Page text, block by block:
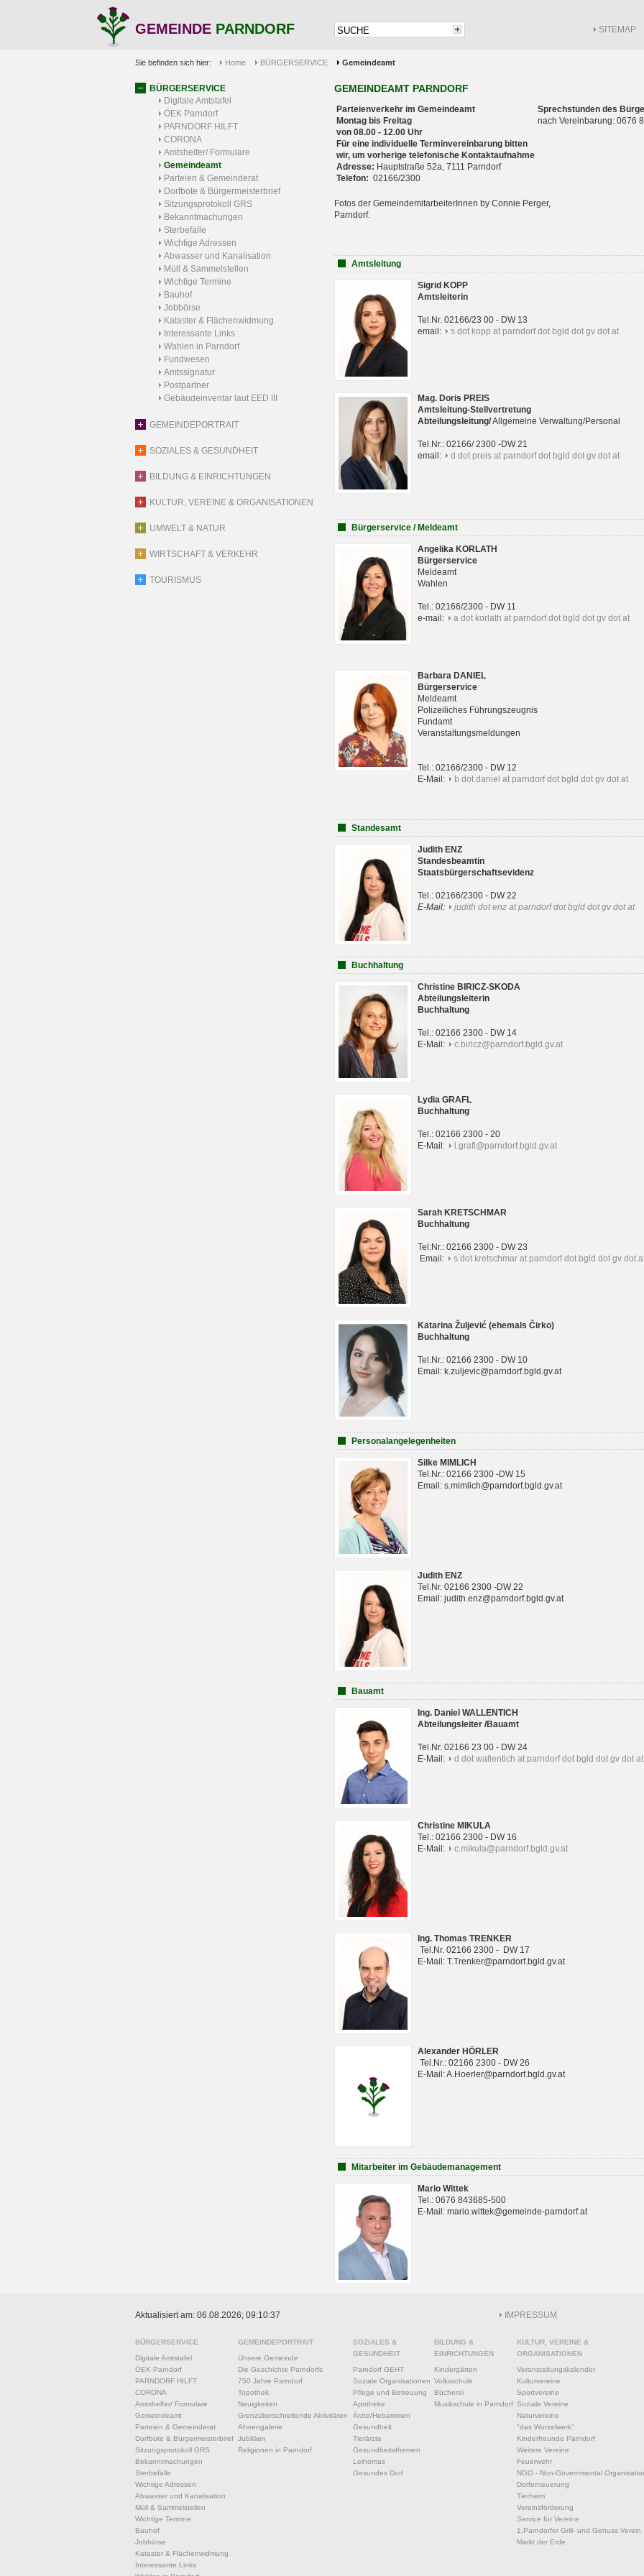
GEMEINDE PARNDORF SITEMAP
Sie befinden sich hier: Home BÜRGERSERVICE Gemeindeamt
BÜRGERSERVICE
Digitale Amtstafel
ÖEK Parndorf
PARNDORF HILFT
CORONA
Amtshelfer/ Formulare
Gemeindeamt
Parteien & Gemeinderat
Dorfbote & Bürgermeisterbrief
Sitzungsprotokoll GRS
Bekanntmachungen
Sterbefälle
Wichtige Adressen
Abwasser und Kanalisation
Müll & Sammelstellen
Wichtige Termine
Bauhof
Jobbörse
Kataster & Flächenwidmung
Interessante Links
Wahlen in Parndorf
Fundwesen
Amtssignatur
Postpartner
Gebäudeinventar laut EED III
GEMEINDEPORTRAIT
SOZIALES & GESUNDHEIT
BILDUNG & EINRICHTUNGEN
KULTUR, VEREINE & ORGANISATIONEN
UMWELT & NATUR
WIRTSCHAFT & VERKEHR
TOURISMUS
GEMEINDEAMT PARNDORF
Parteienverkehr im Gemeindeamt
Montag bis Freitag
von 08.00 - 12.00 Uhr
Für eine individuelle Terminvereinbarung bitten
wir, um vorherige telefonische Kontaktaufnahme
Adresse: Hauptstraße 52a, 7111 Parndorf
Telefon: 02166/2300
Sprechstunden des
nach Vereinbarung: 0676
Fotos der GemeindemitarbeiterInnen by Connie Perger,
Parndorf.
Amtsleitung
Sigrid KOPP
Amtsleiterin
Tel.Nr. 02166/23 00 - DW 13
email:
s dot kopp at parndorf dot bgld dot gv dot at
Mag. Doris PREIS
Amtsleitung-Stellvertretung
Abteilungsleitung/Allgemeine Verwaltung/Personal
Tel.Nr.: 02166/ 2300 -DW 21
email:
d dot preis at parndorf dot bgld dot gv dot at
Bürgerservice / Meldeamt
Angelika KORLATH
Bürgerservice
Meldeamt
Wahlen
Tel.: 02166/2300 - DW 11
e-mail:
a dot korlath at parndorf dot bgld dot gv dot at
Barbara DANIEL
Bürgerservice
Meldeamt
Polizeiliches Führungszeugnis
Fundamt
Veranstaltungsmeldungen
Tel.: 02166/2300 - DW 12
E-Mail:
b dot daniel at parndorf dot bgld dot gv dot at
Standesamt
Judith ENZ
Standesbeamtin
Staatsbürgerschaftsevidenz
Tel.: 02166/2300 - DW 22
E-Mail:
judith dot enz at parndorf dot bgld dot gv dot at
Buchhaltung
Christine BIRICZ-SKODA
Abteilungsleiterin
Buchhaltung
Tel.: 02166 2300 - DW 14
E-Mail:
c.biricz@parndorf.bgld.gv.at
Lydia GRAFL
Buchhaltung
Tel.: 02166 2300 - 20
E-Mail:
l.grafl@parndorf.bgld.gv.at
Sarah KRETSCHMAR
Buchhaltung
Tel:Nr.: 02166 2300 - DW 23
Email:
s dot kretschmar at parndorf dot bgld dot gv dot
Katarina Žuljević (ehemals Čirko)
Buchhaltung
Tel.Nr.: 02166 2300 - DW 10
Email: k.zuljevic@parndorf.bgld.gv.at
Personalangelegenheiten
Silke MIMLICH
Tel.Nr.: 02166 2300 -DW 15
Email: s.mimlich@parndorf.bgld.gv.at
Judith ENZ
Tel.Nr. 02166 2300 -DW 22
Email: judith.enz@parndorf.bgld.gv.at
Bauamt
Ing. Daniel WALLENTICH
Abteilungsleiter /Bauamt
Tel.Nr. 02166 23 00 - DW 24
E-Mail:
d dot wallentich at parndorf dot bgld dot gv dot at
Christine MIKULA
Tel.: 02166 2300 - DW 16
E-Mail:
c.mikula@parndorf.bgld.gv.at
Ing. Thomas TRENKER
Tel.Nr. 02166 2300 - DW 17
E-Mail: T.Trenker@parndorf.bgld.gv.at
Alexander HÖRLER
Tel.Nr.: 02166 2300 - DW 26
E-Mail: A.Hoerler@parndorf.bgld.gv.at
Mitarbeiter im Gebäudemanagement
Mario Wittek
Tel.: 0676 843685-500
E-Mail: mario.wittek@gemeinde-parndorf.at
Aktualisiert am: 06.08.2026; 09:10:37 IMPRESSUM
BÜRGERSERVICE
Digitale Amtstafel
ÖEK Parndorf
PARNDORF HILFT
CORONA
Amtshelfer/ Formulare
Gemeindeamt
Parteien & Gemeinderat
Dorfbote & Bürgermeisterbrief
Sitzungsprotokoll GRS
Bekanntmachungen
Sterbefälle
Wichtige Adressen
Abwasser und Kanalisation
Müll & Sammelstellen
Wichtige Termine
Bauhof
Jobbörse
Kataster & Flächenwidmung
Interessante Links
GEMEINDEPORTRAIT
Unsere Gemeinde
Die Geschichte Parndorfs
750 Jahre Parndorf
Topothek
Neuigkeiten
Grenzüberschreitende Aktivitäten
Ahnengalerie
Jubiläen
Religionen in Parndorf
SOZIALES &
GESUNDHEIT
Parndorf GEHT
Soziale Organisationen
Pflege und Betreuung
Apotheke
Ärzte/Hebammen
Gesundheit
Tierärzte
Gesundheitsthemen
Leihomas
Gesundes Dorf
BILDUNG &
EINRICHTUNGEN
Kindergärten
Volksschule
Bücherei
Musikschule in Parndorf
KULTUR, VEREINE &
ORGANISATIONEN
Veranstaltungskalender
Kulturvereine
Sportvereine
Soziale Vereine
Naturvereine
"das Wurzelwerk"
Kinderfreunde Parndorf
Weitere Vereine
Feuerwehr
NGO - Non-Governmental
Dorferneuerung
Tierheim
Vereinsförderung
Service für Vereine
1.Parndorfer Grill- und Genuss Verein
Markt der Erde